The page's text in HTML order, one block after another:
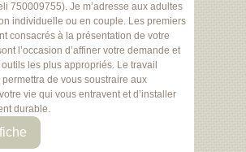
750009755). Je m’adresse aux adultes
individuelle ou en couple. Les premiers
consacrés à la présentation de votre
l’occasion d’affiner votre demande et
les plus appropriés. Le travail
de vous soustraire aux
vie qui vous entravent et d’installer
durable.